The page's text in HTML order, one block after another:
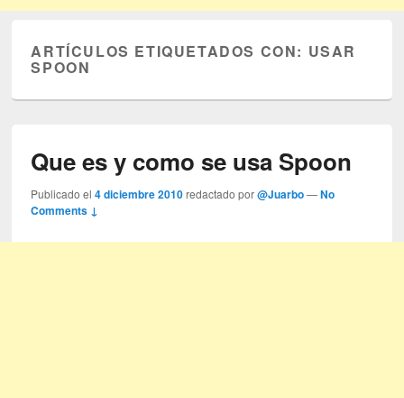
ARTÍCULOS ETIQUETADOS CON: USAR
SPOON
Que es y como se usa Spoon
Publicado el4 diciembre 2010 redactado por@Juarbo —No
Comments ↓